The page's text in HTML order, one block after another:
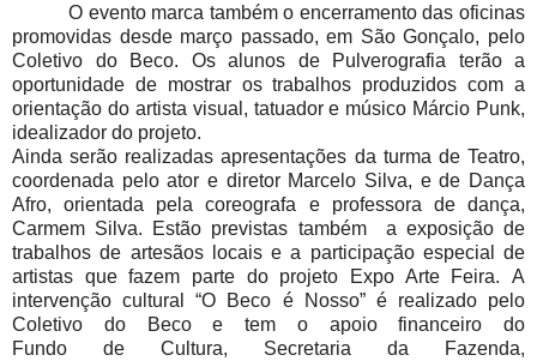
O evento marca também o encerramento das oficinas
promovidas desde março passado, em São Gonçalo, pelo
Coletivo do Beco. Os alunos de Pulverografia terão a
oportunidade de mostrar os trabalhos produzidos com a
orientação do artista visual, tatuador e músico Márcio Punk,
idealizador do projeto.
Ainda serão realizadas apresentações da turma de Teatro,
coordenada pelo ator e diretor Marcelo Silva, e de Dança
Afro, orientada pela coreografa e professora de dança,
Carmem Silva. Estão previstas também
a exposição de
trabalhos de artesãos locais e a participação especial de
artistas que fazem parte do projeto Expo Arte Feira. A
intervenção cultural “O Beco é Nosso” é realizado pelo
Coletivo do Beco e tem o apoio financeiro do
Fundo de Cultura, Secretaria da Fazenda,